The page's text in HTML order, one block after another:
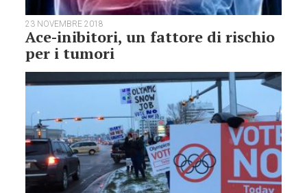
23 NOVEMBRE 2018
Ace-inibitori, un fattore di rischio
per i tumori